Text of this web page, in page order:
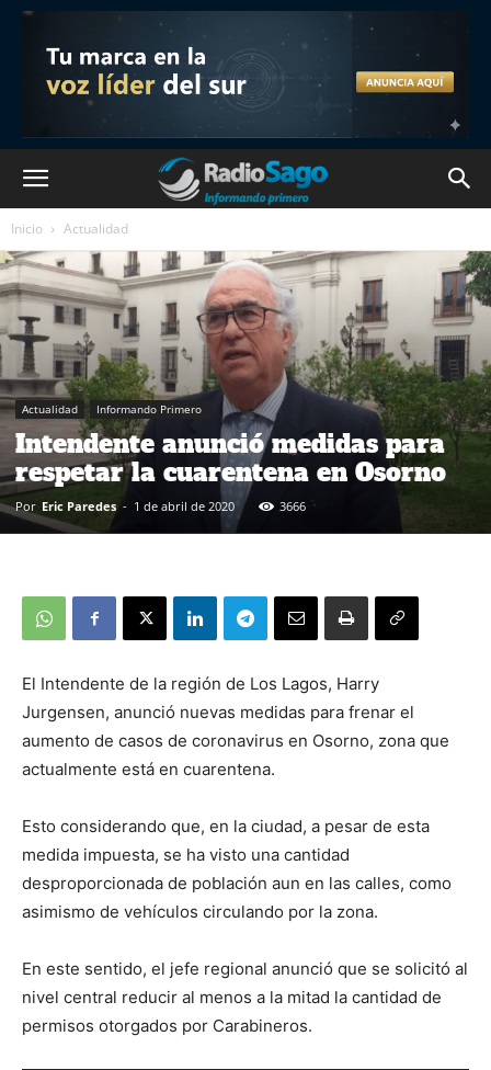
Inicio Actualidad
Actualidad Informando Primero
Intendente anunció medidas para
respetar la cuarentena en Osorno
Por Eric Paredes - 1 de abril de 2020 3666
El Intendente de la región de Los Lagos, Harry
Jurgensen, anunció nuevas medidas para frenar el
aumento de casos de coronavirus en Osorno, zona que
actualmente está en cuarentena.
Esto considerando que, en la ciudad, a pesar de esta
medida impuesta, se ha visto una cantidad
desproporcionada de población aun en las calles, como
asimismo de vehículos circulando por la zona.
En este sentido, el jefe regional anunció que se solicitó al
nivel central reducir al menos a la mitad la cantidad de
permisos otorgados por Carabineros.